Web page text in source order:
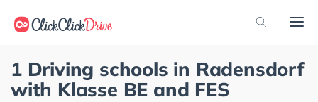
1 Driving schools in Radensdorf
with Klasse BE and FES